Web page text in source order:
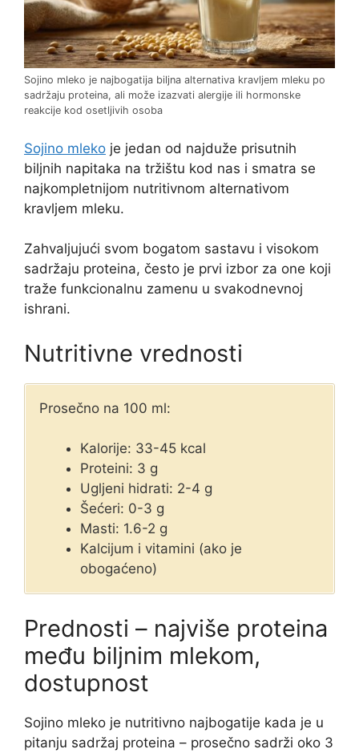
Sojino mleko je najbogatija biljna alternativa kravlјem mleku po
sadržaju proteina, ali može izazvati alergije ili hormonske
reakcije kod osetljivih osoba
Sojino mleko je jedan od najduže prisutnih
biljnih napitaka na tržištu kod nas i smatra se
najkompletnijom nutritivnom alternativom
kravljem mleku.
Zahvaljujući svom bogatom sastavu i visokom
sadržaju proteina, često je prvi izbor za one koji
traže funkcionalnu zamenu u svakodnevnoj
ishrani.
Nutritivne vrednosti
Prosečno na 100 ml:
Kalorije: 33-45 kcal
Proteini: 3 g
Ugljeni hidrati: 2-4 g
Šećeri: 0-3 g
Masti: 1.6-2 g
Kalcijum i vitamini (ako je
obogaćeno)
Prednosti – najviše proteina
među biljnim mlekom,
dostupnost
Sojino mleko je nutritivno najbogatije kada je u
pitanju sadržaj proteina – prosečno sadrži oko 3